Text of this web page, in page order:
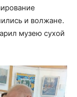
и волжане.
музею сухой